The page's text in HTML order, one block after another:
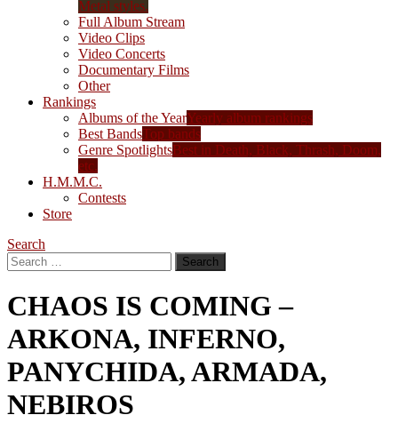
Metal styles.
Full Album Stream
Video Clips
Video Concerts
Documentary Films
Other
Rankings
Albums of the YearYearly album rankings
Best BandsTop bands
Genre SpotlightsBest in Death, Black, Thrash, Doom,
etc.
H.M.M.C.
Contests
Store
Search
Search
for:
CHAOS IS COMING –
ARKONA, INFERNO,
PANYCHIDA, ARMADA,
NEBIROS